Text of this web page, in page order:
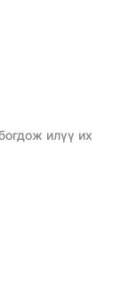
илүү их